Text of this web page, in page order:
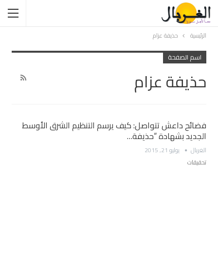
الرئيسية حذيفة عزام
اسم الصفحة
حذيفة عزام
فضائح داعش تتواصل: كيف يرسم التنظيم الشرق الأوسط
الجديد بشهادة “حذيفة…
الغربال
يوليو 21, 2015
تحقيقات